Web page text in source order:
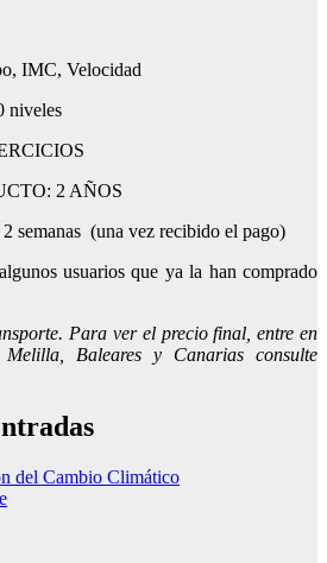
IMC, Velocidad
niveles
2 AÑOS
(una vez recibido el pago)
usuarios que ya la han comprado
Para ver el precio final, entre en
Baleares y Canarias consulte
del Cambio Climático